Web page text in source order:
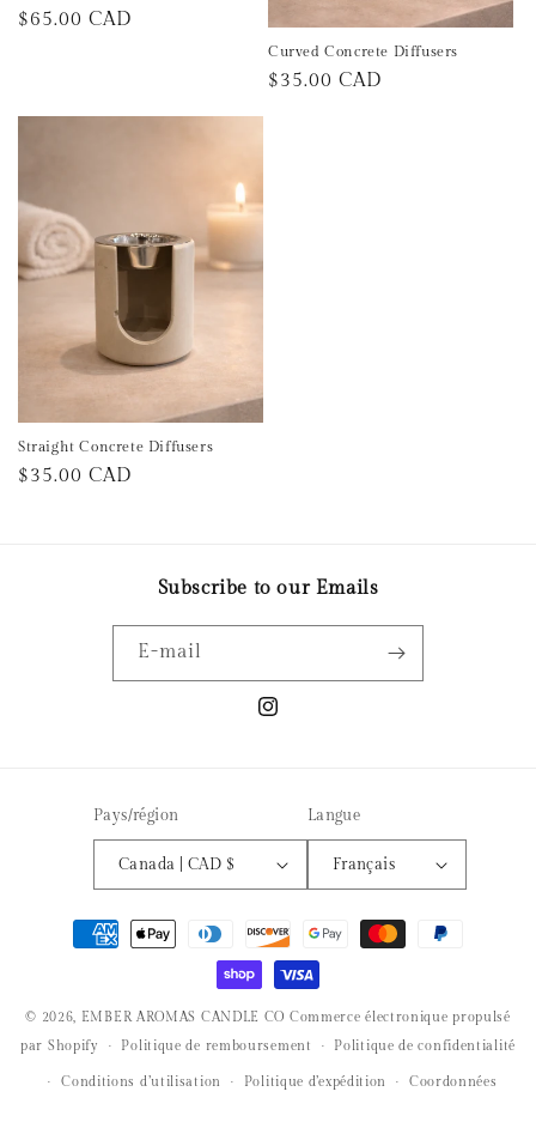
Prix
$65.00 CAD
Curved Concrete Diffusers
Prix
$35.00 CAD
Straight Concrete Diffusers
Prix
$35.00 CAD
Subscribe to our Emails
E-mail
Instagram
Pays/région
Canada | CAD $
Langue
Français
Moyens
© 2026, EMBER AROMAS CANDLE CO Commerce électronique propulsé
par Shopify
Politique de remboursement Politique de confidentialité
Conditions d’utilisation Politique d’expédition Coordonnées